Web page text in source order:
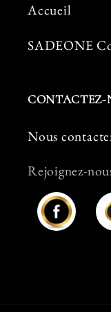
Accueil
SADEONE
CONTACTEZ-
Nous
Rejoignez-
Facebook